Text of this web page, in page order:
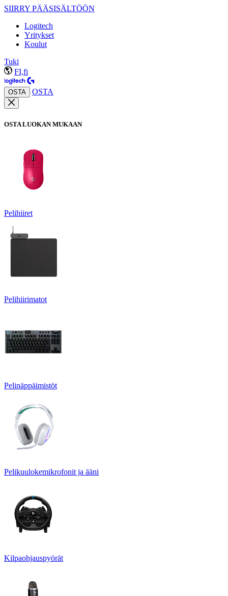
SIIRRY PÄÄSISÄLTÖÖN
Logitech
Yritykset
Koulut
Tuki
FI,fi
OSTA OSTA
OSTA LUOKAN MUKAAN
Pelihiiret
Pelihiirimatot
Pelinäppäimistöt
Pelikuulokemikrofonit ja ääni
Kilpaohjauspyörät